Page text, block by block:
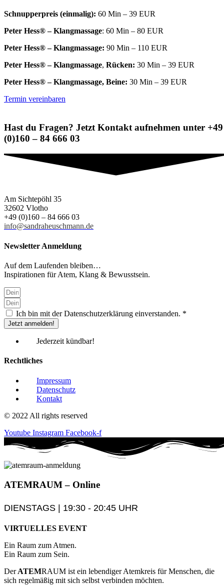
Schnupperpreis (einmalig): 60 Min – 39 EUR
Peter Hess® – Klangmassage: 60 Min – 80 EUR
Peter Hess® – Klangmassage: 90 Min – 110 EUR
Peter Hess® – Klangmassage, Rücken: 30 Min – 39 EUR
Peter Hess® – Klangmassage, Beine: 30 Min – 39 EUR
Termin vereinbaren
Hast du Fragen? Jetzt Kontakt aufnehmen unter +49
(0)160 – 84 666 03
Am Sichtepöhl 35
32602 Vlotho
+49 (0)160 – 84 666 03
info@sandraheuschmann.de
Newsletter Anmeldung
Auf dem Laufenden bleiben…
Inspirationen für Atem, Klang & Bewusstsein.
Ich bin mit der Datenschutzerklärung einverstanden. *
Jetzt anmelden!
Jederzeit kündbar!
Rechtliches
Impressum
Datenschutz
Kontakt
© 2022 All rights reserved
Youtube Instagram Facebook-f
ATEMRAUM– Online
DIENSTAGS | 19:30 - 20:45 UHR
VIRTUELLES EVENT
Ein Raum zum Atmen.
Ein Raum zum Sein.
DerATEMRAUM ist ein lebendiger Atemkreis für Menschen, die
sich regelmäßig mit sich selbst verbinden möchten.